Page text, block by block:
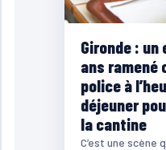
Gironde :
ans ramené
police à
déjeuner
la cantine
C’est une scène